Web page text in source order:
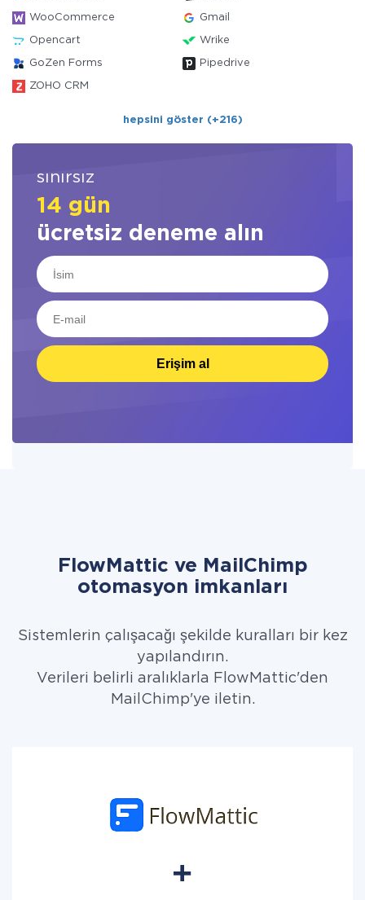
WooCommerce Gmail
Opencart Wrike
GoZen Forms Pipedrive
ZOHO CRM
hepsini göster (+216)
sınırsız
14 gün
ücretsiz deneme alın
Erişim al
FlowMattic ve MailChimp
otomasyon imkanları
Sistemlerin çalışacağı şekilde kuralları bir kez
yapılandırın.
Verileri belirli aralıklarla FlowMattic'den
MailChimp'ye iletin.